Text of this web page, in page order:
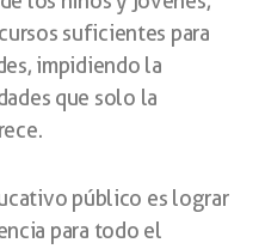
suficientes para
impidiendo la
que solo la
público es lograr
para todo el